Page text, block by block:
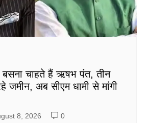
बसना चाहते हैं ऋषभ पंत, तीन
जमीन, अब सीएम धामी से मांगी
8, 2026 0